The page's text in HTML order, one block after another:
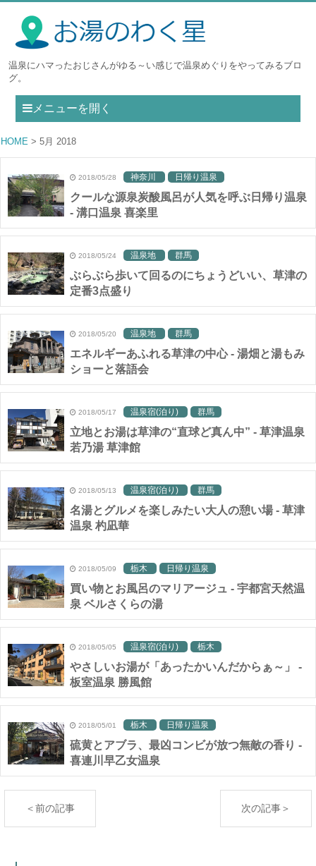
温泉にハマったおじさんがゆる～い感じで温泉めぐりをやってみるブロ
グ。
メニューを開く
HOME 5月 2018
2018/05/28 神奈川 日帰り温泉
クールな源泉炭酸風呂が人気を呼ぶ日帰り温泉
- 溝口温泉 喜楽里
2018/05/24 温泉地 群馬
ぶらぶら歩いて回るのにちょうどいい、草津の
定番3点盛り
2018/05/20 温泉地 群馬
エネルギーあふれる草津の中心 - 湯畑と湯もみ
ショーと落語会
2018/05/17 温泉宿(泊り) 群馬
立地とお湯は草津の“直球ど真ん中” - 草津温泉
若乃湯 草津館
2018/05/13 温泉宿(泊り) 群馬
名湯とグルメを楽しみたい大人の憩い場 - 草津
温泉 杓凪華
2018/05/09 栃木 日帰り温泉
買い物とお風呂のマリアージュ - 宇都宮天然温
泉 ベルさくらの湯
2018/05/05 温泉宿(泊り) 栃木
やさしいお湯が「あったかいんだからぁ～」 -
板室温泉 勝風館
2018/05/01 栃木 日帰り温泉
硫黄とアブラ、最凶コンビが放つ無敵の香り -
喜連川早乙女温泉
＜前の記事 次の記事＞